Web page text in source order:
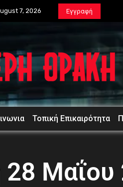
7, 2026 Εγγραφή
Τοπική Επικαιρότητα
Μαΐου